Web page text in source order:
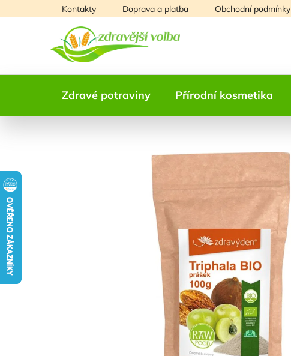
na
Kontakty Doprava a platba Obchodní podmínky
Zdravé potraviny Přírodní kosmetika